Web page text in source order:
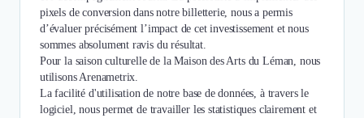
pixels de conversion dans notre billetterie, nous a permis
d’évaluer précisément l’impact de cet investissement et nous
sommes absolument ravis du résultat.
Pour la saison culturelle de la Maison des Arts du Léman, nous
utilisons Arenametrix.
La facilité d'utilisation de notre base de données, à travers le
logiciel, nous permet de travailler les statistiques clairement et